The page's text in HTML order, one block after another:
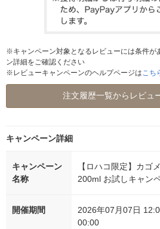
※キャンペーン対象となるレビューには条件が
ン詳細をご確認ください
※レビューキャンペーンのヘルプページはこち
注文履歴一覧からレビュ
キャンペーン詳細
キャンペーン
名称
【ロハコ限定】カゴ
200ml お試しキャン
開催期間
2026年07月07日
00:00